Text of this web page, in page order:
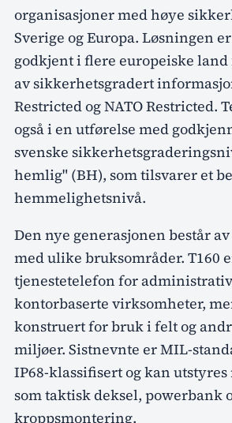
organisasjoner med høye
Sverige og Europa. Løsningen
godkjent i flere europeiske
av sikkerhetsgradert
Restricted og NATO Restricted.
også i en utførelse med
svenske
hemlig" (BH), som tilsvarer et
hemmelighetsnivå.
Den nye generasjonen består
med ulike bruksområder. T160
tjenestetelefon for
kontorbaserte virksomheter,
konstruert for bruk i felt og
miljøer. Sistnevnte er MIL-
IP68-klassifisert og kan
som taktisk deksel, powerbank
kroppsmontering.